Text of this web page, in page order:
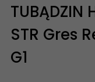
TUBĄDZIN
STR Gres
G1